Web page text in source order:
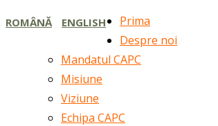
ROMÂNĂ ENGLISH
Prima
Despre noi
Mandatul CAPC
Misiune
Viziune
Echipa CAPC